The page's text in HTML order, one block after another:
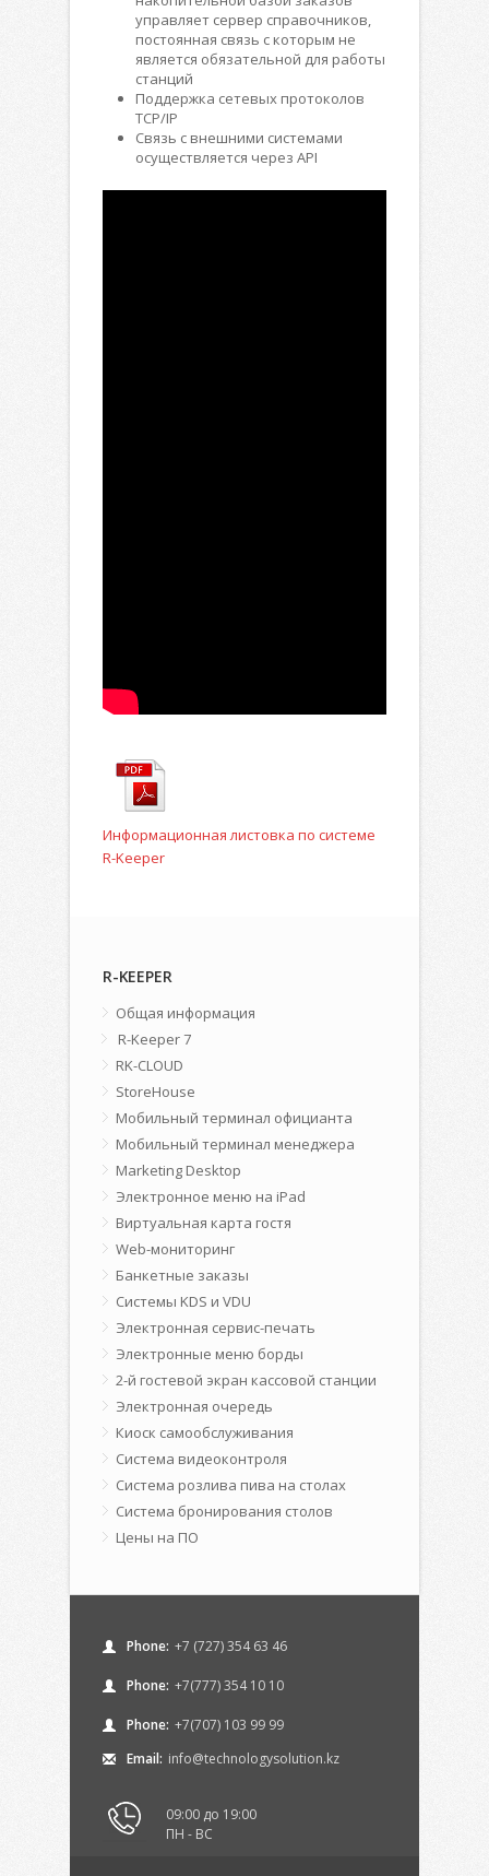
управляет сервер справочников,
постоянная связь с которым не
является обязательной для работы
станций
Поддержка сетевых протоколов
TCP/IP
Связь с внешними системами
осуществляется через API
Информационная листовка по системе
R-Keeper
R-KEEPER
Общая информация
R-Keeper 7
RK-CLOUD
StoreHouse
Мобильный терминал официанта
Мобильный терминал менеджера
Marketing Desktop
Электронное меню на iPad
Виртуальная карта гостя
Web-мониторинг
Банкетные заказы
Системы KDS и VDU
Электронная сервис-печать
Электронные меню борды
2-й гостевой экран кассовой станции
Электронная очередь
Киоск самообслуживания
Система видеоконтроля
Система розлива пива на столах
Система бронирования столов
Цены на ПО
Phone: +7 (727) 354 63 46
Phone: +7(777) 354 10 10
Phone: +7(707) 103 99 99
Email: info@technologysolution.kz
09:00 до 19:00
ПН - ВС